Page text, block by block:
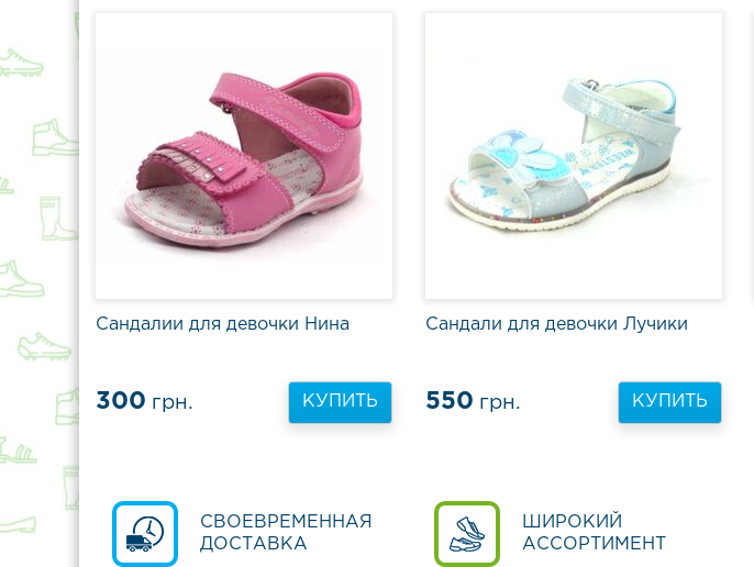
Сандалии для девочки Нина
300 грн. КУПИТЬ
Сандали для девочки Лучики
550 грн. КУПИТЬ
СВОЕВРЕМЕННАЯ
ДОСТАВКА
ШИРОКИЙ
АССОРТИМЕНТ